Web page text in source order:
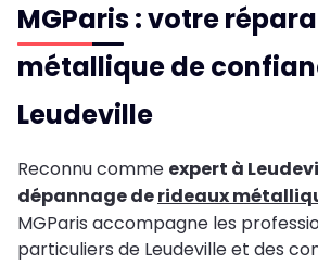
MGParis : votre
métallique de
Leudeville
Reconnu comme expert à
dépannage derideaux
MGParis accompagne les
particuliers de Leudeville et des